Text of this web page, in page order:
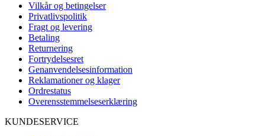
Vilkår og betingelser
Privatlivspolitik
Fragt og levering
Betaling
Returnering
Fortrydelsesret
Genanvendelsesinformation
Reklamationer og klager
Ordrestatus
Overensstemmelseserklæring
KUNDESERVICE